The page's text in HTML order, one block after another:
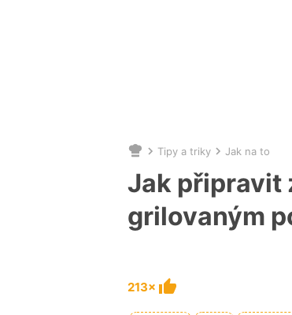
Nacházíte
se
zde:
Tipy a triky Jak na to
Jak připravit
grilovaným
213×